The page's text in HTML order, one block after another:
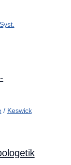
Syst.
/ Keswick